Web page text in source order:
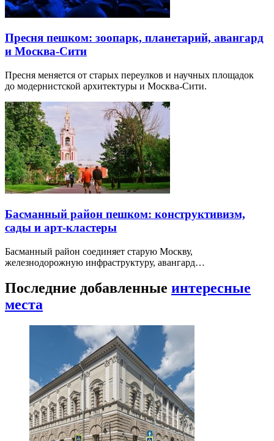
Пресня пешком: зоопарк, планетарий, авангард
и Москва-Сити
Пресня меняется от старых переулков и научных площадок
до модернистской архитектуры и Москва-Сити.
Басманный район пешком: конструктивизм,
сады и арт-кластеры
Басманный район соединяет старую Москву,
железнодорожную инфраструктуру, авангард…
Последние добавленные интересные
места